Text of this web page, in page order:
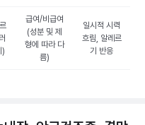
)
급여/비급여
(성분 및 제
형에 따라 다
름)
일시적 시력
흐림, 알레르
기 반응